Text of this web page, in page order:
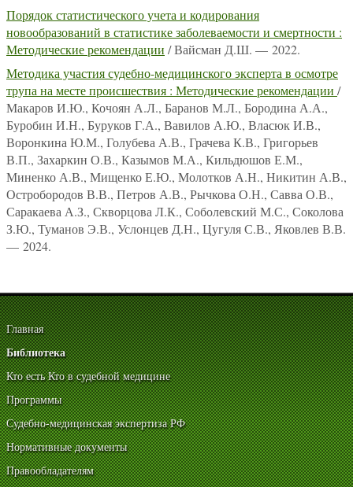
Порядок статистического учета и кодирования
новообразований в статистике заболеваемости и смертности :
Методические рекомендации / Вайсман Д.Ш. — 2022.
Методика участия судебно-медицинского эксперта в осмотре
трупа на месте происшествия : Методические рекомендации /
Макаров И.Ю., Кочоян А.Л., Баранов М.Л., Бородина А.А.,
Буробин И.Н., Буруков Г.А., Вавилов А.Ю., Власюк И.В.,
Воронкина Ю.М., Голубева А.В., Грачева К.В., Григорьев
В.П., Захаркин О.В., Казымов М.А., Кильдюшов Е.М.,
Миненко А.В., Мищенко Е.Ю., Молотков А.Н., Никитин А.В.,
Остробородов В.В., Петров А.В., Рычкова О.Н., Савва О.В.,
Саракаева А.З., Скворцова Л.К., Соболевский М.С., Соколова
З.Ю., Туманов Э.В., Услонцев Д.Н., Цугуля С.В., Яковлев В.В.
— 2024.
Главная
Библиотека
Кто есть Кто в судебной медицине
Программы
Судебно-медицинская экспертиза РФ
Нормативные документы
Правообладателям